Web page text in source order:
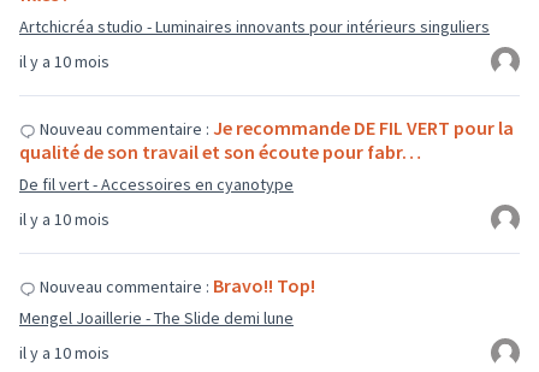
il y a 10 mois
Artchicréa studio - Luminaires innovants pour intérieurs singuliers
il y a 10 mois
Nouveau commentaire : Je recommande DE FIL VERT pour la
qualité de son travail et son écoute pour fabr…
De fil vert - Accessoires en cyanotype
il y a 10 mois
Nouveau commentaire : Bravo!! Top!
Mengel Joaillerie - The Slide demi lune